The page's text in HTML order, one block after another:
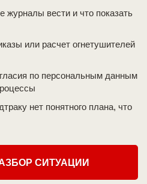
журналы вести и что показать
или расчет огнетушителей
по персональным данным
нет понятного плана, что
СИТУАЦИИ